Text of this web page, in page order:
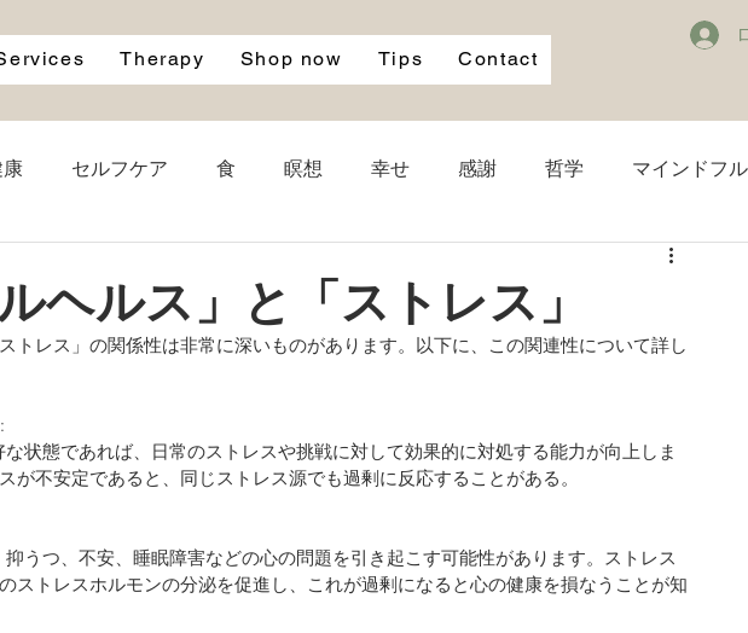
Therapy Shop now Tips Contact
セルフケア 食 瞑想 幸せ 感謝 哲学 マインドフ
ブルーライトカット
言 成功 雨 映画 洋服 エシカル 睡眠 音楽
ヘルス」と「ストレス」
トレス」の関係性は非常に深いものがあります。以下に、この関連性について詳し
が不安定であると、同じストレス源でも過剰に反応することがある。
ストレスホルモンの分泌を促進し、これが過剰になると心の健康を損なうことが知